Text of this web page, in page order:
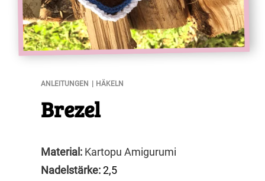
ANLEITUNGEN HÄKELN
Brezel
Material: Kartopu Amigurumi
Nadelstärke:2,5